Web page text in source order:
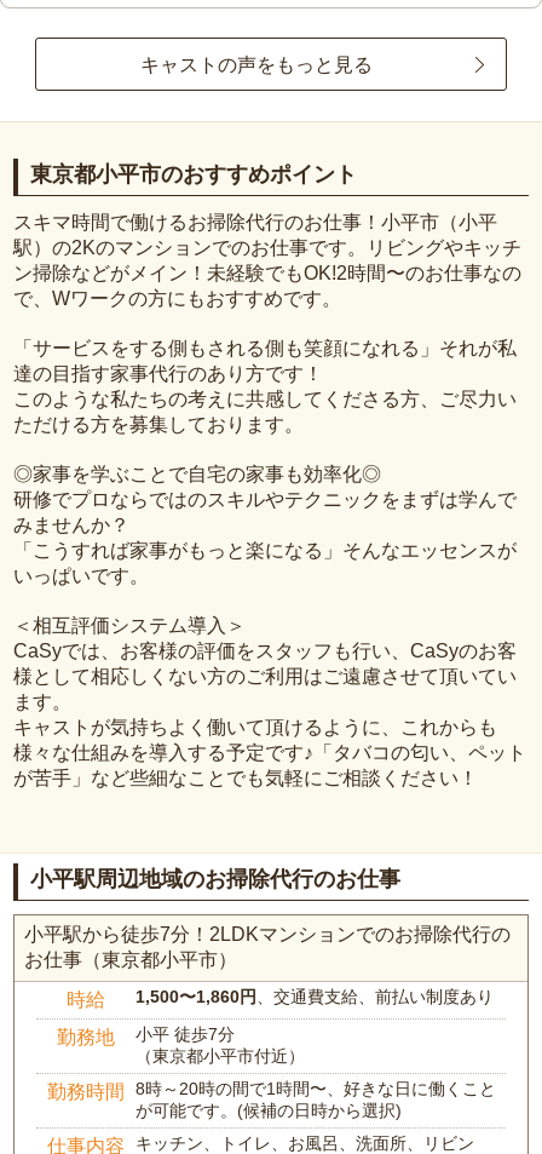
キャストの声をもっと見る
東京都小平市のおすすめポイント
スキマ時間で働けるお掃除代行のお仕事！小平市（小平
駅）の2Kのマンションでのお仕事です。リビングやキッチ
ン掃除などがメイン！未経験でもOK!2時間〜のお仕事なの
で、Wワークの方にもおすすめです。
「サービスをする側もされる側も笑顔になれる」それが私
達の目指す家事代行のあり方です！
このような私たちの考えに共感してくださる方、ご尽力い
ただける方を募集しております。
◎家事を学ぶことで自宅の家事も効率化◎
研修でプロならではのスキルやテクニックをまずは学んで
みませんか？
「こうすれば家事がもっと楽になる」そんなエッセンスが
いっぱいです。
＜相互評価システム導入＞
CaSyでは、お客様の評価をスタッフも行い、CaSyのお客
様として相応しくない方のご利用はご遠慮させて頂いてい
ます。
キャストが気持ちよく働いて頂けるように、これからも
様々な仕組みを導入する予定です♪「タバコの匂い、ペット
が苦手」など些細なことでも気軽にご相談ください！
小平駅周辺地域のお掃除代行のお仕事
小平駅から徒歩7分！2LDKマンションでのお掃除代行の
お仕事（東京都小平市）
時給 1,500〜1,860円、交通費支給、前払い制度あり
勤務地
小平 徒歩7分
（東京都小平市付近）
勤務時間
8時～20時の間で1時間〜、好きな日に働くこと
が可能です。(候補の日時から選択)
仕事内容 キッチン、トイレ、お風呂、洗面所、リビン